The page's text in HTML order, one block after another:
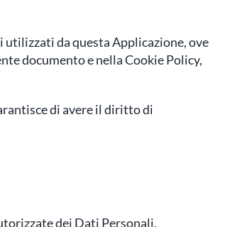
da questa Applicazione, ove
documento e nella Cookie Policy,
di avere il diritto di
dei Dati Personali.